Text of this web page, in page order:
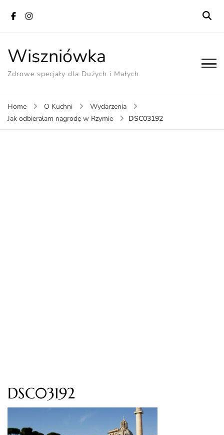
Wiszniówka
Zdrowe specjały dla Dużych i Małych
Home O Kuchni
Wydarzenia
Jak odbierałam nagrodę w Rzymie
DSC03192
DSC03192